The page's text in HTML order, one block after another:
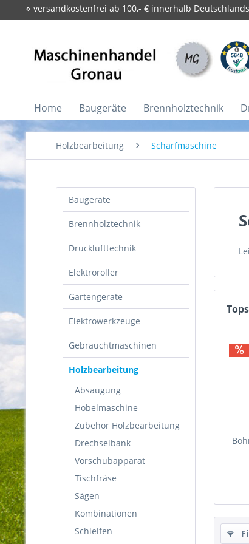
⋄ versandkostenfrei ab 100,- € innerhalb
Home Baugeräte Brennholztechnik
Holzbearbeitung Schärfmaschine
Baugeräte
Brennholztechnik
Drucklufttechnik
Elektroroller
Gartengeräte
Elektrowerkzeuge
Gebrauchtmaschinen
Holzbearbeitung
Absaugung
Hobelmaschine
Zubehör Holzbearbeitung
Drechselbank
Vorschubapparat
Tischfräse
Sägen
Kombinationen
Schleifen